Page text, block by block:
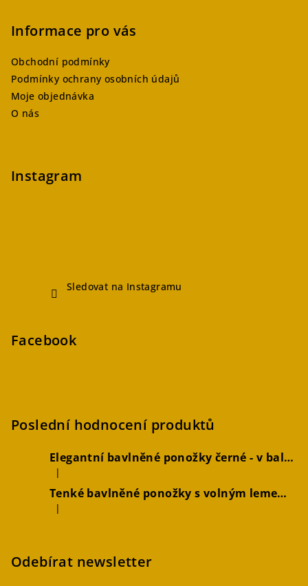
Informace pro vás
Obchodní podmínky
Podmínky ochrany osobních údajů
Moje objednávka
O nás
Instagram
Sledovat na Instagramu
Facebook
Poslední hodnocení produktů
Elegantní bavlněné ponožky černé - v balení 2 párů
Hodnocení produktu je 5 z 5 hvězdiček.
|
Tenké bavlněné ponožky s volným lemem hořčicové, 2 páry
Hodnocení produktu je 4 z 5 hvězdiček.
|
Odebírat newsletter